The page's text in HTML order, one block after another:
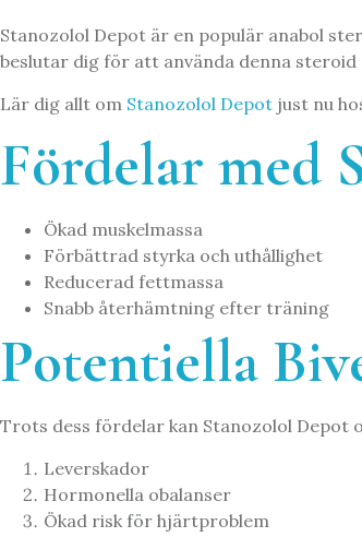
Stanozolol Depot är en populär anabol
beslutar dig för att använda denna
Lär dig allt om Stanozolol Depot just nu
Fördelar med
Ökad muskelmassa
Förbättrad styrka och uthållighet
Reducerad fettmassa
Snabb återhämtning efter träning
Potentiella
Trots dess fördelar kan Stanozolol Depot
Leverskador
Hormonella obalanser
Ökad risk för hjärtproblem